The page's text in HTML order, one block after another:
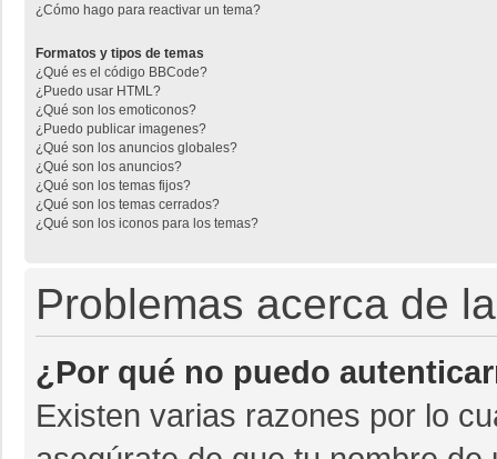
¿Cómo hago para reactivar un tema?
Formatos y tipos de temas
¿Qué es el código BBCode?
¿Puedo usar HTML?
¿Qué son los emoticonos?
¿Puedo publicar imagenes?
¿Qué son los anuncios globales?
¿Qué son los anuncios?
¿Qué son los temas fijos?
¿Qué son los temas cerrados?
¿Qué son los iconos para los temas?
Problemas acerca de
¿Por qué no puedo
Existen varias razones por lo